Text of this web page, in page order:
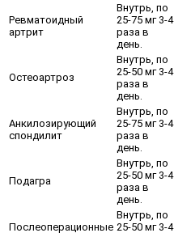
Ревматоидный
артрит
Внутрь, по
25-75 мг 3-4
раза в
день.
Остеоартроз
Внутрь, по
25-50 мг 3-4
раза в
день.
Анкилозирующий
спондилит
Внутрь, по
25-75 мг 3-4
раза в
день.
Подагра
Внутрь, по
25-50 мг 3-4
раза в
день.
Послеоперационные
Внутрь, по
25-50 мг 3-4